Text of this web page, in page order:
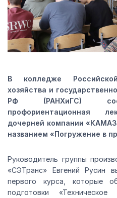
В колледже
хозяйства и
РФ (РАНХиГС)
профориентационная
дочерней компании
названием «Погружение в
Руководитель группы
«СЭТранс» Евгений Русин
первого курса, которые
подготовки